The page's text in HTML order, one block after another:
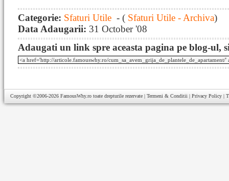
Categorie: Sfaturi Utile - ( Sfaturi Utile - Archiva)
Data Adaugarii: 31 October '08
Adaugati un link spre aceasta pagina pe blog-ul,
Copyright ©2006-2026 FamousWhy.ro toate drepturile rezervate | Termeni & Conditii | Privacy Policy |